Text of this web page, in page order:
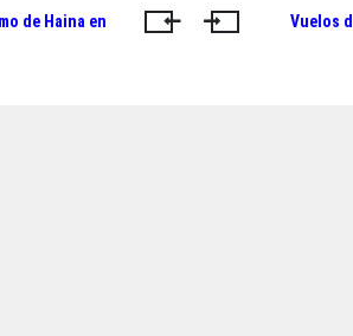
de Haina en
Vuelos